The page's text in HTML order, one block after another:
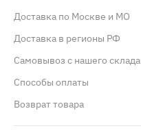
Доставка по Москве и МО
Доставка в регионы РФ
Самовывоз с нашего склада
Способы оплаты
Возврат товара